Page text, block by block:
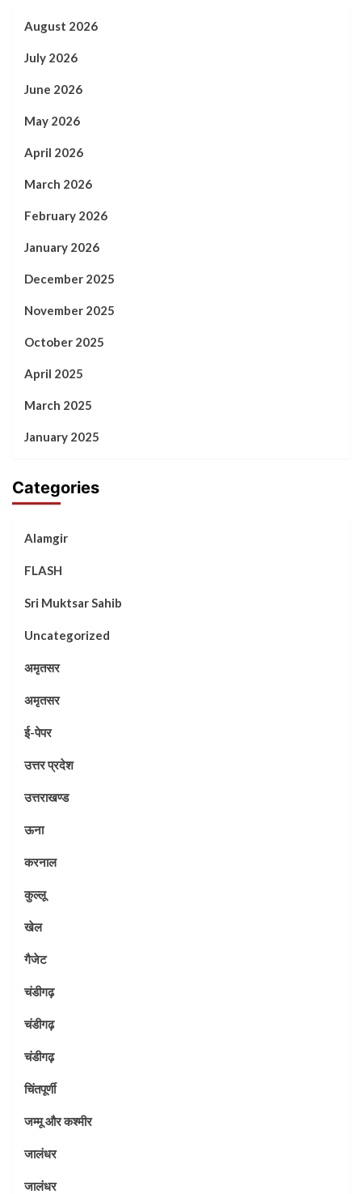
August 2026
July 2026
June 2026
May 2026
April 2026
March 2026
February 2026
January 2026
December 2025
November 2025
October 2025
April 2025
March 2025
January 2025
Categories
Alamgir
FLASH
Sri Muktsar Sahib
Uncategorized
अमृतसर
अमृतसर
ई-पेपर
उत्तर प्रदेश
उत्तराखण्ड
ऊना
करनाल
कुल्लू
खेल
गैजेट
चंडीगढ़
चंडीगढ़
चंडीगढ़
चिंतपूर्णी
जम्मू और कश्मीर
जालंधर
जालंधर